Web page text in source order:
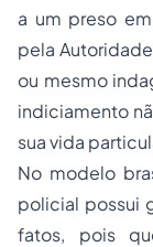
a um preso
pela
ou mesmo
indiciamento
sua vida
No modelo
policial possui
fatos, pois